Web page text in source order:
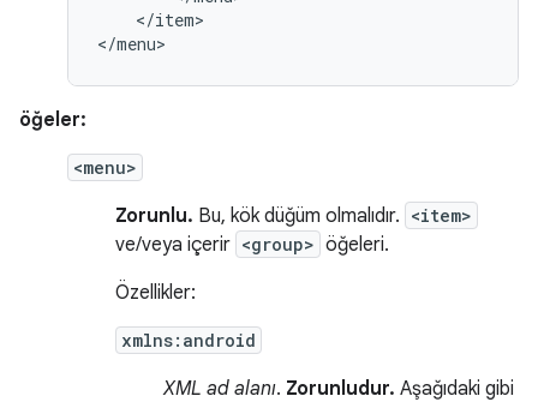
</item>
</menu>
öğeler:
<menu>
Zorunlu. Bu, kök düğüm olmalıdır. <item>
ve/veya içerir <group> öğeleri.
Özellikler:
xmlns:android
XML ad alanı. Zorunludur. Aşağıdaki gibi